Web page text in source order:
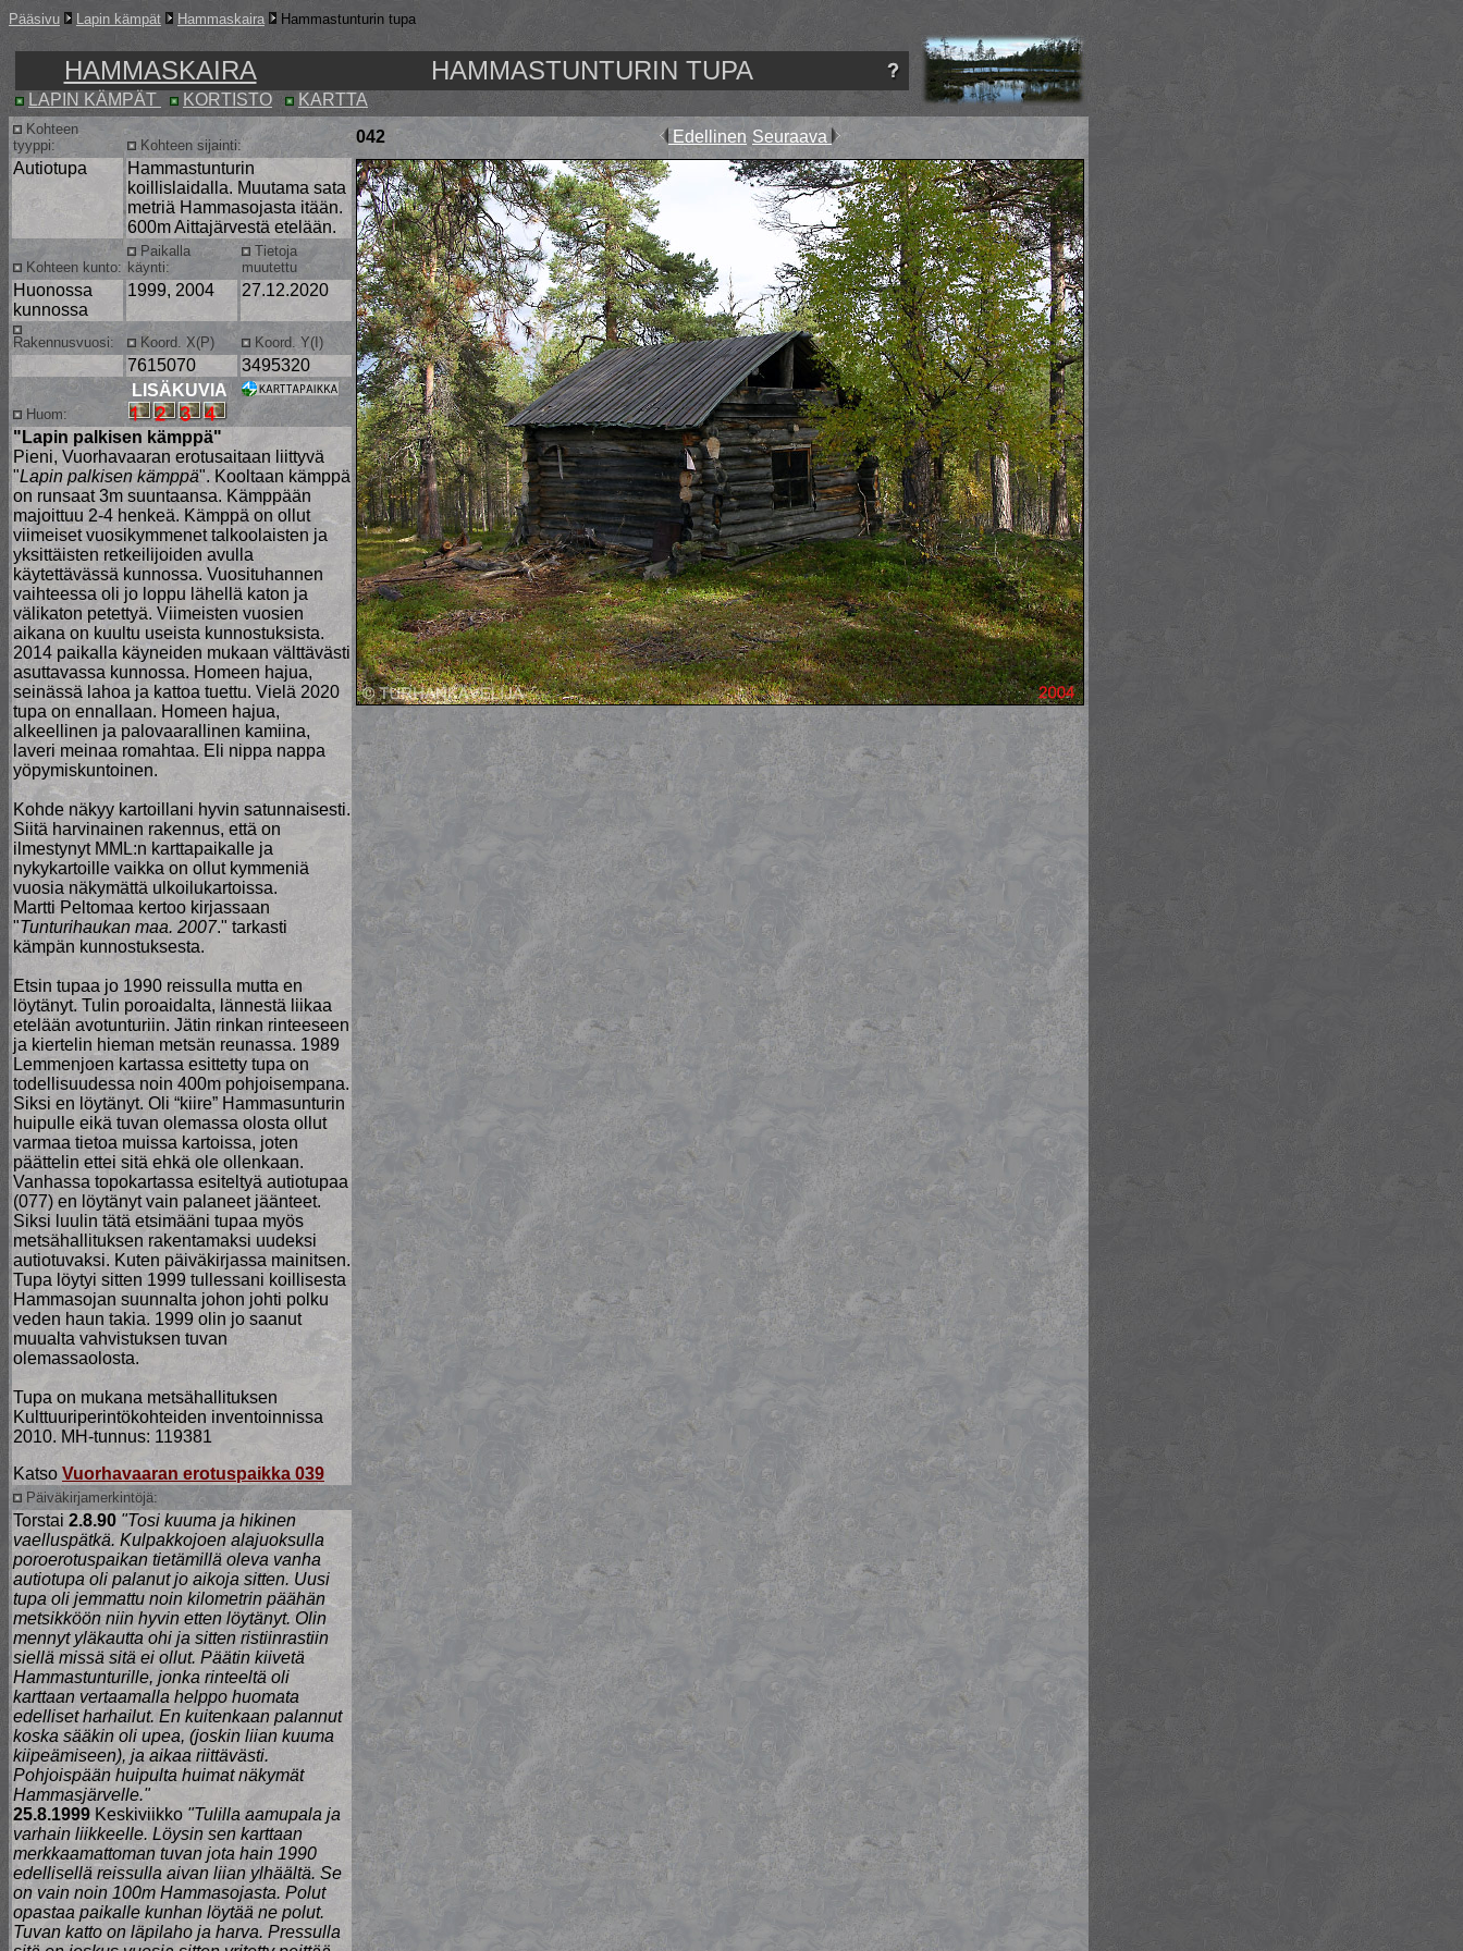
Pääsivu Lapin kämpät Hammaskaira Hammastunturin tupa
HAMMASKAIRA HAMMASTUNTURIN TUPA
LAPIN KÄMPÄT KORTISTO KARTTA
Kohteen
tyyppi:
Kohteen sijainti: 042 Edellinen Seuraava
Autiotupa
Hammastunturin
koillislaidalla. Muutama sata
metriä Hammasojasta itään.
600m Aittajärvestä etelään.
Kohteen kunto:
Paikalla
käynti:
Tietoja
muutettu
Huonossa
kunnossa
1999, 2004 27.12.2020
Rakennusvuosi: Koord. X(P) Koord. Y(I)
7615070 3495320
Huom:
LISÄKUVIA
"Lapin palkisen kämppä"
Pieni, Vuorhavaaran erotusaitaan liittyvä
"Lapin palkisen kämppä". Kooltaan kämppä
on runsaat 3m suuntaansa. Kämppään
majoittuu 2-4 henkeä. Kämppä on ollut
viimeiset vuosikymmenet talkoolaisten ja
yksittäisten retkeilijoiden avulla
käytettävässä kunnossa. Vuosituhannen
vaihteessa oli jo loppu lähellä katon ja
välikaton petettyä. Viimeisten vuosien
aikana on kuultu useista kunnostuksista.
2014 paikalla käyneiden mukaan välttävästi
asuttavassa kunnossa. Homeen hajua,
seinässä lahoa ja kattoa tuettu. Vielä 2020
tupa on ennallaan. Homeen hajua,
alkeellinen ja palovaarallinen kamiina,
laveri meinaa romahtaa. Eli nippa nappa
yöpymiskuntoinen.
Kohde näkyy kartoillani hyvin satunnaisesti.
Siitä harvinainen rakennus, että on
ilmestynyt MML:n karttapaikalle ja
nykykartoille vaikka on ollut kymmeniä
vuosia näkymättä ulkoilukartoissa.
Martti Peltomaa kertoo kirjassaan
"Tunturihaukan maa. 2007." tarkasti
kämpän kunnostuksesta.
Etsin tupaa jo 1990 reissulla mutta en
löytänyt. Tulin poroaidalta, lännestä liikaa
etelään avotunturiin. Jätin rinkan rinteeseen
ja kiertelin hieman metsän reunassa. 1989
Lemmenjoen kartassa esittetty tupa on
todellisuudessa noin 400m pohjoisempana.
Siksi en löytänyt. Oli “kiire” Hammasunturin
huipulle eikä tuvan olemassa olosta ollut
varmaa tietoa muissa kartoissa, joten
päättelin ettei sitä ehkä ole ollenkaan.
Vanhassa topokartassa esiteltyä autiotupaa
(077) en löytänyt vain palaneet jäänteet.
Siksi luulin tätä etsimääni tupaa myös
metsähallituksen rakentamaksi uudeksi
autiotuvaksi. Kuten päiväkirjassa mainitsen.
Tupa löytyi sitten 1999 tullessani koillisesta
Hammasojan suunnalta johon johti polku
veden haun takia. 1999 olin jo saanut
muualta vahvistuksen tuvan
olemassaolosta.
Tupa on mukana metsähallituksen
Kulttuuriperintökohteiden inventoinnissa
2010. MH-tunnus: 119381
Katso Vuorhavaaran erotuspaikka 039
Päiväkirjamerkintöjä:
Torstai 2.8.90 "Tosi kuuma ja hikinen
vaelluspätkä. Kulpakkojoen alajuoksulla
poroerotuspaikan tietämillä oleva vanha
autiotupa oli palanut jo aikoja sitten. Uusi
tupa oli jemmattu noin kilometrin päähän
metsikköön niin hyvin etten löytänyt. Olin
mennyt yläkautta ohi ja sitten ristiinrastiin
siellä missä sitä ei ollut. Päätin kiivetä
Hammastunturille, jonka rinteeltä oli
karttaan vertaamalla helppo huomata
edelliset harhailut. En kuitenkaan palannut
koska sääkin oli upea, (joskin liian kuuma
kiipeämiseen), ja aikaa riittävästi.
Pohjoispään huipulta huimat näkymät
Hammasjärvelle."
25.8.1999 Keskiviikko "Tulilla aamupala ja
varhain liikkeelle. Löysin sen karttaan
merkkaamattoman tuvan jota hain 1990
edellisellä reissulla aivan liian ylhäältä. Se
on vain noin 100m Hammasojasta. Polut
opastaa paikalle kunhan löytää ne polut.
Tuvan katto on läpilaho ja harva. Pressulla